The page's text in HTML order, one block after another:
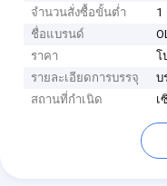
จำนวนสั่งซื้อขั้นต่ำ
1
ชื่อแบรนด์
ราคา
โ
รายละเอียดการบรรจุ
บ
สถานที่กำเนิด
เ